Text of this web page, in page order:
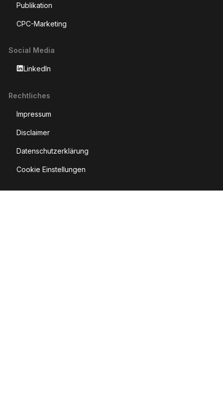
Publikation
CPC-Marketing
Social Media
LinkedIn
Rechtliches
Impressum
Disclaimer
Datenschutzerklärung
Cookie Einstellungen